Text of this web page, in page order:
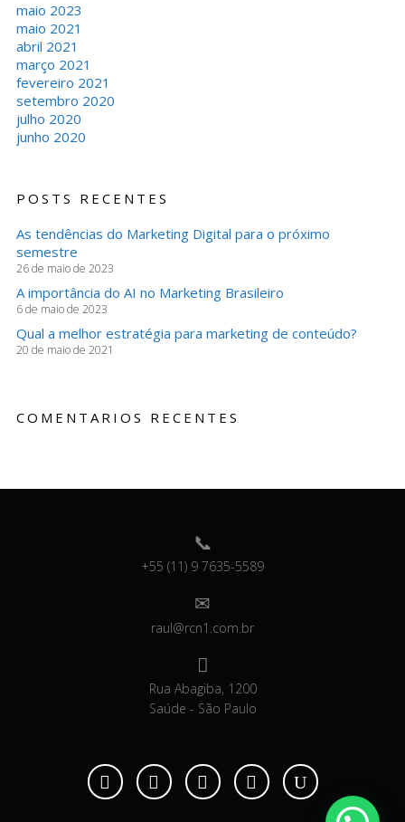
maio 2023
maio 2021
abril 2021
março 2021
fevereiro 2021
setembro 2020
julho 2020
junho 2020
POSTS RECENTES
As tendências do Marketing Digital para o próximo
semestre
26 de maio de 2023
A importância do AI no Marketing Brasileiro
6 de maio de 2023
Qual a melhor estratégia para marketing de conteúdo?
20 de maio de 2021
COMENTARIOS RECENTES
+55 (11) 9 7635-5589
raul@rcn1.com.br
Rua Abagiba, 1200
Saúde - São Paulo